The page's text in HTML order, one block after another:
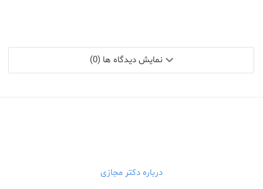
نمایش دیدگاه ها (0)
درباره دکتر مجازی